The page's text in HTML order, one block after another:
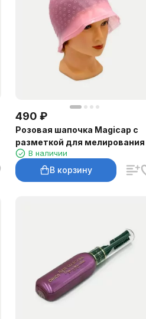
490 ₽
Розовая шапочка Magicap с
разметкой для мелирования
В наличии
В корзину